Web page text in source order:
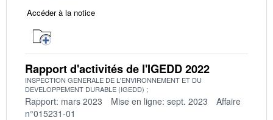
Accéder à la notice
Rapport d'activités de l'IGEDD 2022
INSPECTION GENERALE DE L'ENVIRONNEMENT ET DU
DEVELOPPEMENT DURABLE (IGEDD)
Rapport: mars 2023 Mise en ligne: sept. 2023
Affaire
n°015231-01